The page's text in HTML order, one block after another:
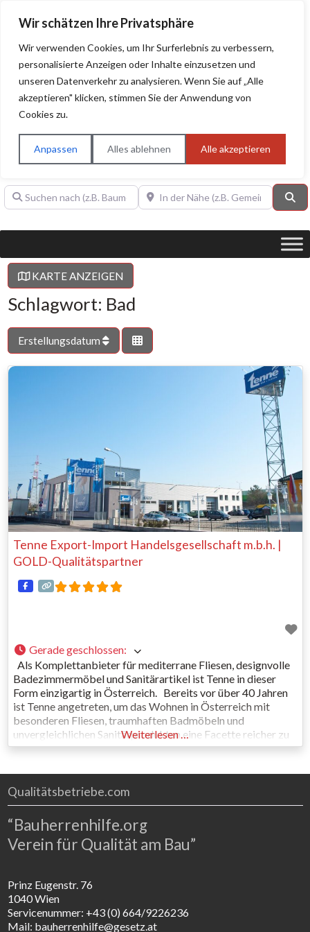
Wir schätzen Ihre Privatsphäre
Wir verwenden Cookies, um Ihr Surferlebnis zu verbessern,
personalisierte Anzeigen oder Inhalte einzusetzen und
unseren Datenverkehr zu analysieren. Wenn Sie auf „Alle
akzeptieren" klicken, stimmen Sie der Anwendung von
Cookies zu.
Anpassen Alles ablehnen Alle akzeptieren
BAUHERRENHILFE.orgQualitätssiegel!
Sie finden hier nur Qualitätsbetriebe, die mit dem DIAMANT,
PLATIN, GOLD, SILBER, ANWÄRTER "Bauherrenhilfe.org-
Qualitätssiegel" ausgezeichnet sind.
Suchen nach (z.B. Baumeister oder Dachdecker)In der Nähe (z.B. Gemeinde Baden)
KARTE ANZEIGEN
Schlagwort: Bad
Erstellungsdatum
Tenne Export-Import Handelsgesellschaft m.b.h. |
GOLD-Qualitätspartner
Gerade geschlossen:
Als Komplettanbieter für mediterrane Fliesen, designvolle
Badezimmermöbel und Sanitärartikel ist Tenne in dieser
Form einzigartig in Österreich. Bereits vor über 40 Jahren
ist Tenne angetreten, um das Wohnen in Österreich mit
besonderen Fliesen, traumhaften Badmöbeln und
unvergleichlichen Sanitärprodukten eine Facette reicher zu
machen und dem Bad als Wohnraum einen neuen Stellenwert
Weiterlesen …
Qualitätsbetriebe.com
“Bauherrenhilfe.org
Verein für Qualität am Bau”
Prinz Eugenstr. 76
1040 Wien
Servicenummer: +43 (0) 664/9226236
Mail: bauherrenhilfe@gesetz.at